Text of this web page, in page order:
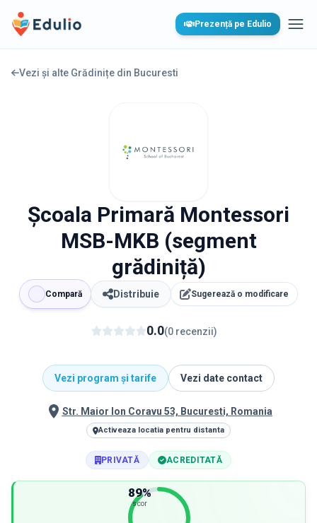
Edulio Prezență pe Edulio
Vezi și alte Grădinițe din Bucuresti
Școala Primară Montessori
MSB-MKB (segment
grădiniță)
Compară Distribuie Sugerează o modificare
0.0(0 recenzii)
Vezi program și tarife Vezi date contact
Str. Maior Ion Coravu 53, Bucuresti, Romania
Activeaza locatia pentru distanta
PRIVATĂ ACREDITATĂ
89%
scor